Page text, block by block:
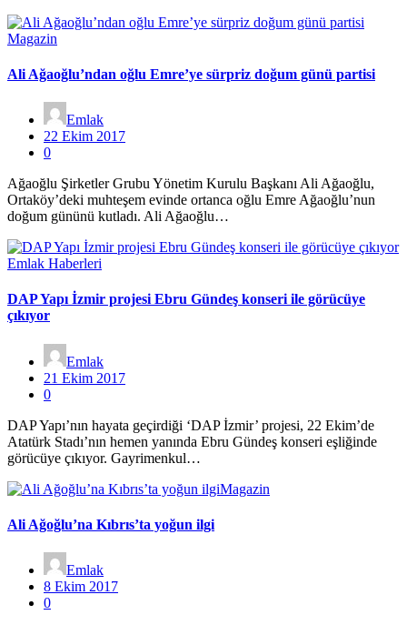
Magazin
Ali Ağaoğlu’ndan oğlu Emre’ye sürpriz doğum günü partisi
Emlak
22 Ekim 2017
0
Ağaoğlu Şirketler Grubu Yönetim Kurulu Başkanı Ali Ağaoğlu,
Ortaköy’deki muhteşem evinde ortanca oğlu Emre Ağaoğlu’nun
doğum gününü kutladı. Ali Ağaoğlu…
Emlak Haberleri
DAP Yapı İzmir projesi Ebru Gündeş konseri ile görücüye
çıkıyor
Emlak
21 Ekim 2017
0
DAP Yapı’nın hayata geçirdiği ‘DAP İzmir’ projesi, 22 Ekim’de
Atatürk Stadı’nın hemen yanında Ebru Gündeş konseri eşliğinde
görücüye çıkıyor. Gayrimenkul…
Magazin
Ali Ağoğlu’na Kıbrıs’ta yoğun ilgi
Emlak
8 Ekim 2017
0